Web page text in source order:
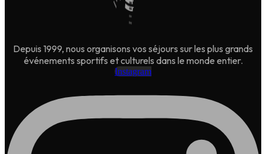
Depuis 1999, nous organisons vos séjours sur les plus grands
événements sportifs et culturels dans le monde entier.
Instagram